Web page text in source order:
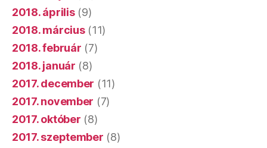
2018. április(9)
2018. március(11)
2018. február (7)
2018. január (8)
2017. december (11)
2017. november (7)
2017. október (8)
2017. szeptember (8)